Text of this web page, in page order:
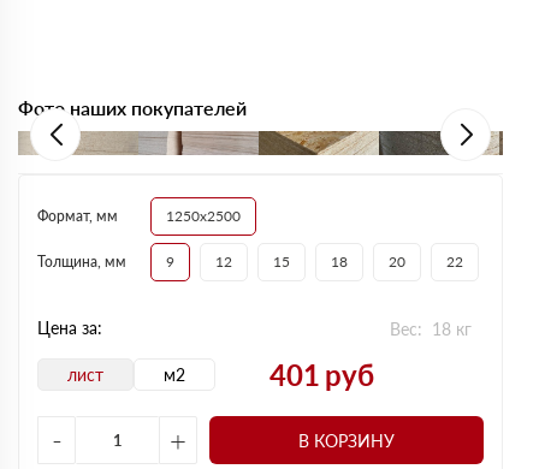
Фото наших покупателей
Формат, мм 1250х2500
Толщина, мм 9 12 15 18 20 22
Цена за: Вес: 18 кг
лист м2 401 руб
-
+ В КОРЗИНУ